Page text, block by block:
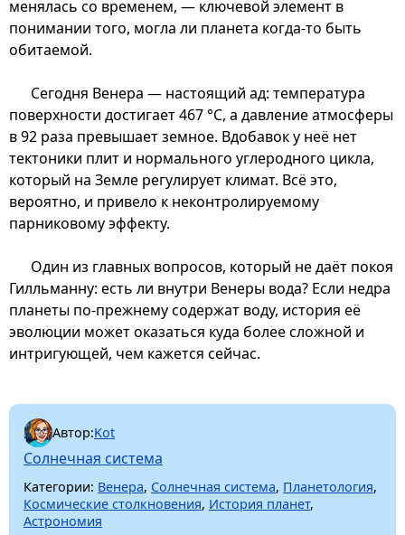
менялась со временем, — ключевой элемент в
понимании того, могла ли планета когда-то быть
обитаемой.
Сегодня Венера — настоящий ад: температура
поверхности достигает 467 °C, а давление атмосферы
в 92 раза превышает земное. Вдобавок у неё нет
тектоники плит и нормального углеродного цикла,
который на Земле регулирует климат. Всё это,
вероятно, и привело к неконтролируемому
парниковому эффекту.
Один из главных вопросов, который не даёт покоя
Гилльманну: есть ли внутри Венеры вода? Если недра
планеты по-прежнему содержат воду, история её
эволюции может оказаться куда более сложной и
интригующей, чем кажется сейчас.
Автор:Kot
Солнечная система
Категории: Венера, Солнечная система, Планетология,
Космические столкновения, История планет,
Астрономия